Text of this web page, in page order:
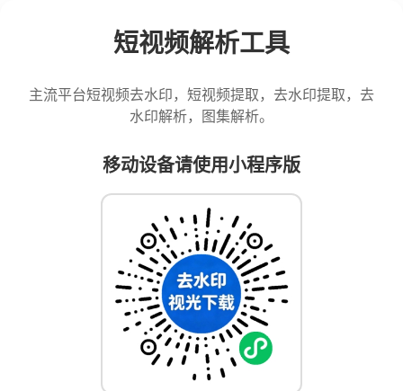
短视频解析工具
主流平台短视频去水印，短视频提取，去水印提取，去
水印解析，图集解析。
移动设备请使用小程序版